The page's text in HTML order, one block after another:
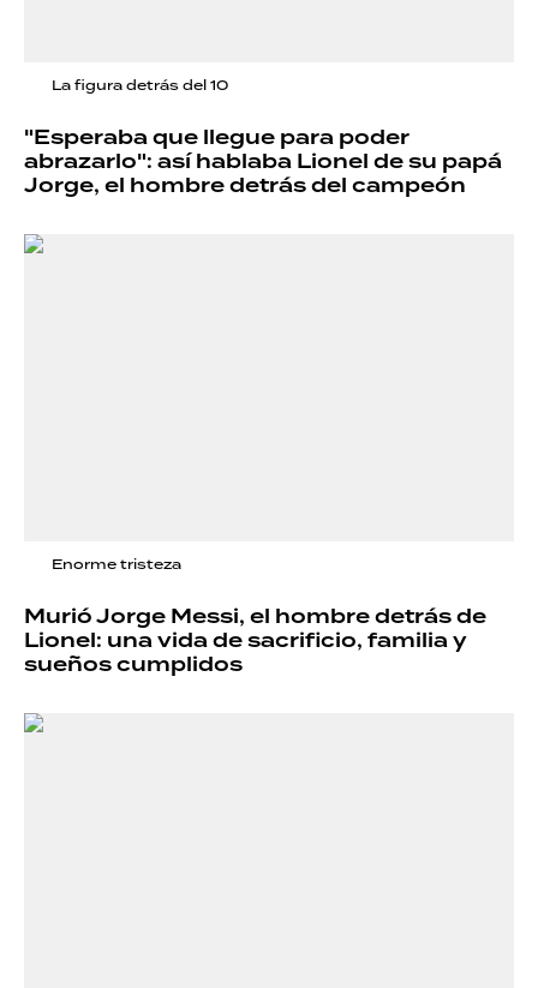
La figura detrás del 10
"Esperaba que llegue para poder
abrazarlo": así hablaba Lionel de su papá
Jorge, el hombre detrás del campeón
Enorme tristeza
Murió Jorge Messi, el hombre detrás de
Lionel: una vida de sacrificio, familia y
sueños cumplidos